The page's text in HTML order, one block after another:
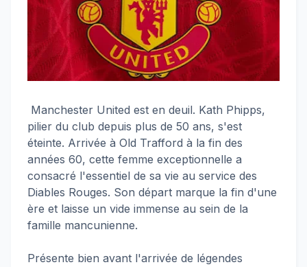
Manchester United est en deuil. Kath Phipps,
pilier du club depuis plus de 50 ans, s'est
éteinte. Arrivée à Old Trafford à la fin des
années 60, cette femme exceptionnelle a
consacré l'essentiel de sa vie au service des
Diables Rouges. Son départ marque la fin d'une
ère et laisse un vide immense au sein de la
famille mancunienne.
Présente bien avant l'arrivée de légendes